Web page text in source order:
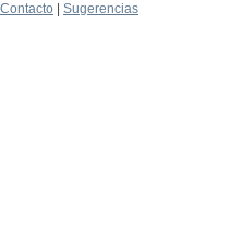
Contacto
Sugerencias